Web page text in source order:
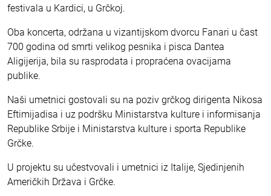
festivala u Kardici, u Grčkoj.
Oba koncerta, održana u vizantijskom dvorcu Fanari u čast
700 godina od smrti velikog pesnika i pisca Dantea
Aligijerija, bila su rasprodata i propraćena ovacijama
publike.
Naši umetnici gostovali su na poziv grčkog dirigenta Nikosa
Eftimijadisa i uz podršku Ministarstva kulture i informisanja
Republike Srbije i Ministarstva kulture i sporta Republike
Grčke.
U projektu su učestvovali i umetnici iz Italije, Sjedinjenih
Američkih Država i Grčke.